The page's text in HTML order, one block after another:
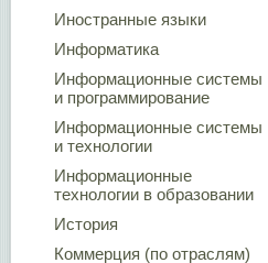
Иностранные языки
Информатика
Информационные системы
и программирование
Информационные системы
и технологии
Информационные
технологии в образовании
История
Коммерция (по отраслям)